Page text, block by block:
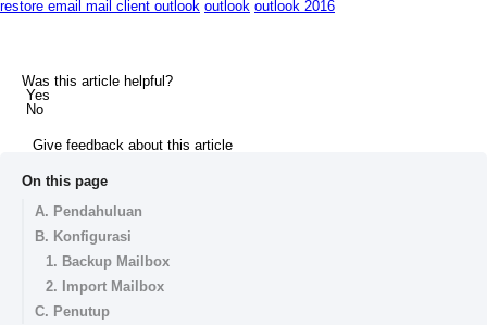
restore email mail client outlook outlook outlook 2016
Was this article helpful?
Yes
No
Give feedback about this article
On this page
A. Pendahuluan
B. Konfigurasi
1. Backup Mailbox
2. Import Mailbox
C. Penutup